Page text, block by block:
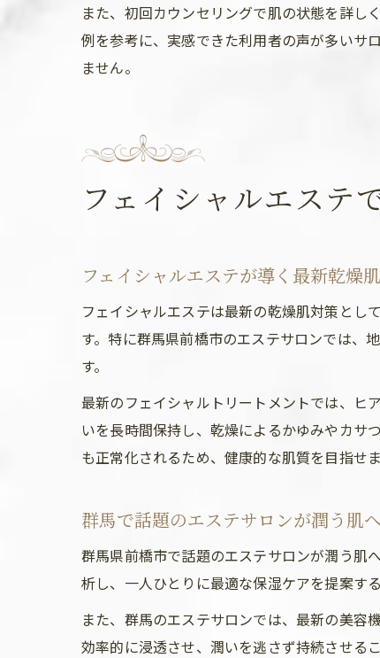
また、初回カウンセリングで肌の状態を詳し
例を参考に、実感できた利用者の声が多いサ
ません。
フェイシャルエステ
フェイシャルエステが導く最新乾燥
フェイシャルエステは最新の乾燥肌対策とし
す。特に群馬県前橋市のエステサロンでは、
す。
最新のフェイシャルトリートメントでは、ヒ
いを長時間保持し、乾燥によるかゆみやカサ
も正常化されるため、健康的な肌質を目指せま
群馬で話題のエステサロンが潤う肌
群馬県前橋市で話題のエステサロンが潤う肌
析し、一人ひとりに最適な保湿ケアを提案す
また、群馬のエステサロンでは、最新の美容
効率的に浸透させ、潤いを逃さず持続させる